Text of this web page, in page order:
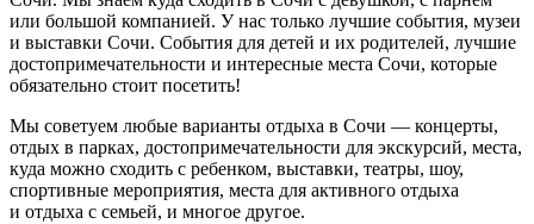
или большой компанией. У нас только лучшие события, музеи
и выставки Сочи. События для детей и их родителей, лучшие
достопримечательности и интересные места Сочи, которые
обязательно стоит посетить!
Мы советуем любые варианты отдыха в Сочи — концерты,
отдых в парках, достопримечательности для экскурсий, места,
куда можно сходить с ребенком, выставки, театры, шоу,
спортивные мероприятия, места для активного отдыха
и отдыха с семьей, и многое другое.